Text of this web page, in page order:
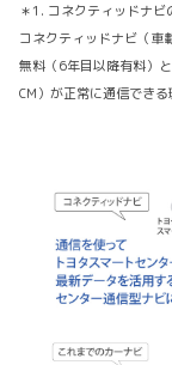
＊1. コネクティッドナビ
コネクティッドナビ（車
無料（6年目以降有料）
CM）が正常に通信でき